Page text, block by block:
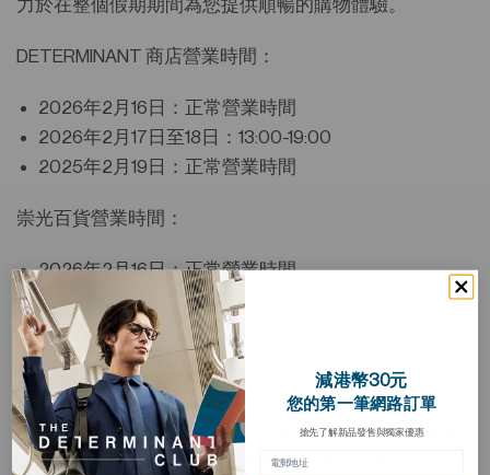
力於在整個假期期間為您提供順暢的購物體驗。
DETERMINANT 商店營業時間：
2026年2月16日：正常營業時間
2026年2月17日至18日：13:00-19:00
2025年2月19日：正常營業時間
崇光百貨營業時間：
2026年2月16日：正常營業時間
2026年2月17日：13:00-22:00
2026年2月18日至2026年2月21日：10:00 - 22:30
線上訂單及配送安排
由於農曆新年期間出貨量增加，我們的出貨服務可能會
有所延遲。 2026年2月12日至23日期間，訂單將在5-7
減港幣30元
您的第一筆網路訂單
搶先了解新品發售與獨家優惠